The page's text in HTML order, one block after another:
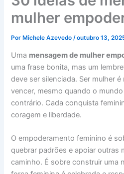
mulher
PorMichele Azevedo /outubro 13,
Uma mensagem de mulher
uma frase bonita, mas um
deve ser silenciada. Ser mulher
vencer, mesmo quando o
contrário. Cada conquista
coragem e liberdade.
O empoderamento feminino é
quebrar padrões e apoiar outras
caminho. É sobre construir uma